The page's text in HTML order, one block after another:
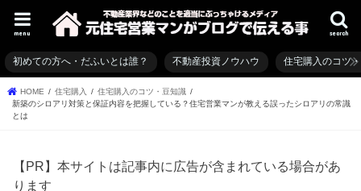
search
menu
初めての方へ・だふいとは誰？ 不動産投資ノウハウ 住宅購入のコツ
HOME 住宅購入
住宅購入のコツ・豆知識
新築のシロアリ対策と保証内容を把握している？住宅営業マンが教える誤ったシロアリの常識
とは
【PR】本サイトは記事内に広告が含まれている場合があ
ります